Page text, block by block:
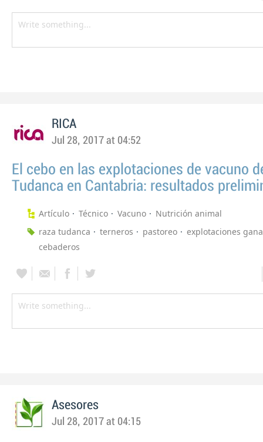
RICA
Jul 28, 2017 at 04:52
El cebo en las explotaciones de vacuno
Tudanca en Cantabria: resultados
Artículo Técnico Vacuno
Nutrición animal
raza tudanca
terneros pastoreo
explotaciones
cebaderos
Asesores
Jul 28, 2017 at 04:15